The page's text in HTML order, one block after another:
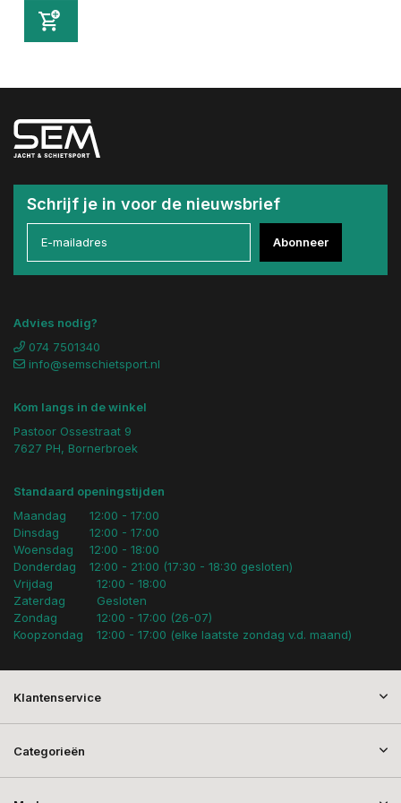
Schrijf je in voor de nieuwsbrief
Abonneer
Advies nodig?
074 7501340
info@semschietsport.nl
Kom langs in de winkel
Pastoor Ossestraat 9
7627 PH, Bornerbroek
Standaard openingstijden
Maandag
Dinsdag
Woensdag
Donderdag
12:00 - 17:00
12:00 - 17:00
12:00 - 18:00
12:00 - 21:00 (17:30 - 18:30 gesloten)
Vrijdag
Zaterdag
Zondag
Koopzondag
12:00 - 18:00
Gesloten
12:00 - 17:00 (26-07)
12:00 - 17:00 (elke laatste zondag v.d. maand)
Klantenservice
Categorieën